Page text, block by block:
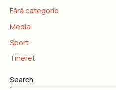
Fără categorie
Media
Sport
Tineret
Search